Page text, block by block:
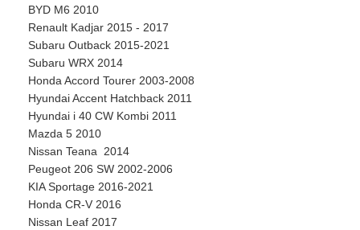
BYD M6 2010
Renault Kadjar 2015 - 2017
Subaru Outback 2015-2021
Subaru WRX 2014
Honda Accord Tourer 2003-2008
Hyundai Accent Hatchback 2011
Hyundai i 40 CW Kombi 2011
Mazda 5 2010
Nissan Teana 2014
Peugeot 206 SW 2002-2006
KIA Sportage 2016-2021
Honda CR-V 2016
Nissan Leaf 2017